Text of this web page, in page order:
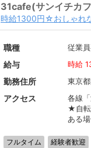
31cafe(サンイチカ
時給1300円☆おしゃれ
職種 従業
給与 時給
勤務住所 東京
アクセス
各線
★自転
ある
フルタイム 経験者歓迎